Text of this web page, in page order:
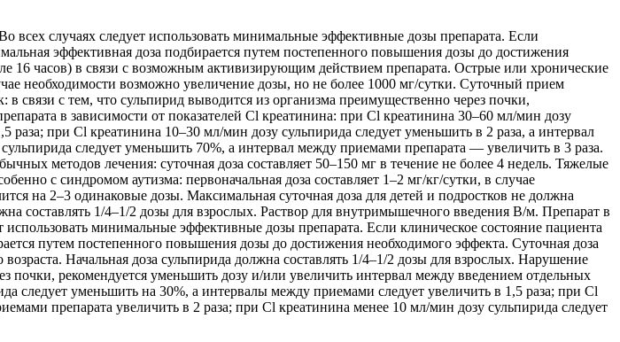
случаях следует использовать минимальные эффективные дозы препарата. Если
эффективная доза подбирается путем постепенного повышения дозы до достижения
16 часов) в связи с возможным активизирующим действием препарата. Острые или хронические
необходимости возможно увеличение дозы, но не более 1000 мг/сутки. Суточный прием
с тем, что сульпирид выводится из организма преимущественно через почки,
в зависимости от показателей Cl креатинина: при Cl креатинина 30–60 мл/мин дозу
при Cl креатинина 10–30 мл/мин дозу сульпирида следует уменьшить в 2 раза, а интервал
следует уменьшить 70%, а интервал между приемами препарата — увеличить в 3 раза.
методов лечения: суточная доза составляет 50–150 мг в течение не более 4 недель. Тяжелые
с синдромом аутизма: первоначальная доза составляет 1–2 мг/кг/сутки, в случае
на 2–3 одинаковые дозы. Максимальная суточная доза для детей и подростков не должна
составлять 1/4–1/2 дозы для взрослых. Раствор для внутримышечного введения В/м. Препарат в
минимальные эффективные дозы препарата. Если клиническое состояние пациента
путем постепенного повышения дозы до достижения необходимого эффекта. Суточная доза
Начальная доза сульпирида должна составлять 1/4–1/2 дозы для взрослых. Нарушение
рекомендуется уменьшить дозу и/или увеличить интервал между введением отдельных
следует уменьшить на 30%, а интервалы между приемами следует увеличить в 1,5 раза; при Cl
препарата увеличить в 2 раза; при Cl креатинина менее 10 мл/мин дозу сульпирида следует